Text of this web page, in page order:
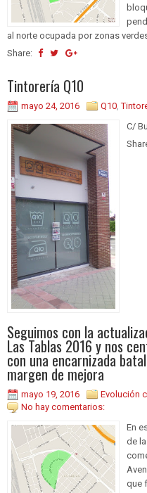
al norte ocupada por zonas
Share:
Tintorería Q10
mayo 24, 2016 Q10,
C/
Seguimos con la
Las Tablas 2016 y nos
con una encarnizada
margen de mejora
mayo 19, 2016
Evolución
No hay comentarios:
En
de
que